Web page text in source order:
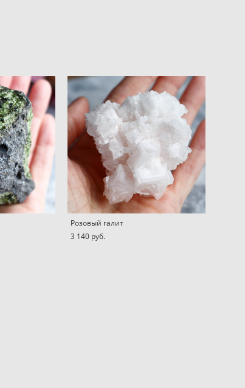
Розовый галит
3 140 pуб.